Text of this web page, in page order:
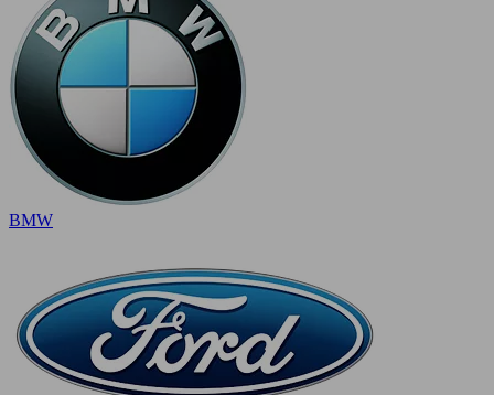
BMW